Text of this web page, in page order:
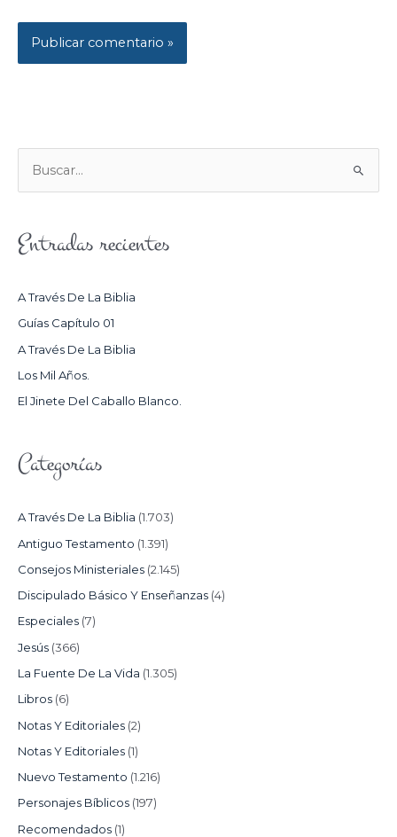
U
C
R
:
Entradas recientes
A Través De La Biblia
Guías Capítulo 01
A Través De La Biblia
Los Mil Años.
El Jinete Del Caballo Blanco.
Categorías
A Través De La Biblia (1.703)
Antiguo Testamento (1.391)
Consejos Ministeriales (2.145)
Discipulado Básico Y Enseñanzas (4)
Especiales (7)
Jesús (366)
La Fuente De La Vida (1.305)
Libros (6)
Notas Y Editoriales (2)
Notas Y Editoriales (1)
Nuevo Testamento (1.216)
Personajes Bíblicos (197)
Recomendados (1)